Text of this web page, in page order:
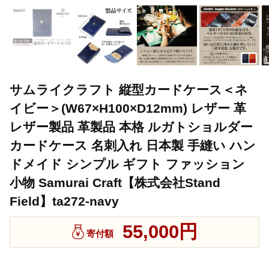
サムライクラフト 縦型カードケース＜ネ
イビー＞(W67×H100×D12mm) レザー 革
レザー製品 革製品 本格 ルガトショルダー
カードケース 名刺入れ 日本製 手縫い ハン
ドメイド シンプル ギフト ファッション
小物 Samurai Craft【株式会社Stand
Field】ta272-navy
寄付額 55,000円